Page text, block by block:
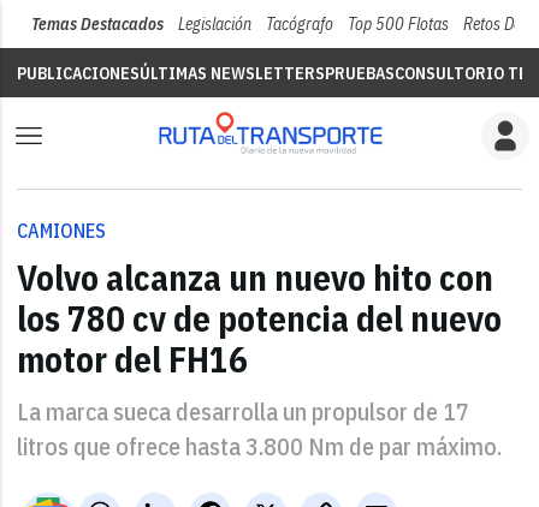
Temas Destacados Legislación Tacógrafo Top 500 Flotas Retos Del
PUBLICACIONESÚLTIMAS NEWSLETTERSPRUEBASCONSULTORIO
CAMIONES
Volvo alcanza un nuevo hito con
los 780 cv de potencia del nuevo
motor del FH16
La marca sueca desarrolla un propulsor de 17
litros que ofrece hasta 3.800 Nm de par máximo.